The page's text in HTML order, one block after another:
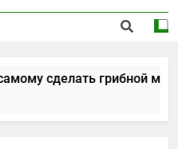
сделать грибной